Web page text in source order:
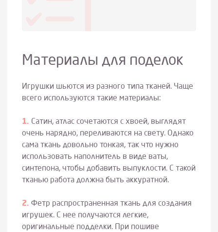
Материалы для поделок
Игрушки шьются из разного типа тканей. Чаще
всего используются такие материалы:
Сатин, атлас сочетаются с хвоей, выглядят
очень нарядно, переливаются на свету. Однако
сама ткань довольно тонкая, так что нужно
использовать наполнитель в виде ваты,
синтепона, чтобы добавить выпуклости. С такой
тканью работа должна быть аккуратной.
Фетр распространенная ткань для создания
игрушек. С нее получаются легкие,
оригинальные подделки. При пошиве